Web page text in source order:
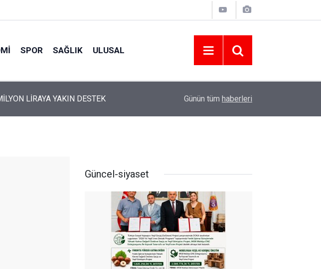
SPOR SAĞLIK ULUSAL
KADROSU AÇIKLANDI YENİ PARTİ ALTINORDU’DA KURUCU
Günün tüm haberleri
Güncel-siyaset